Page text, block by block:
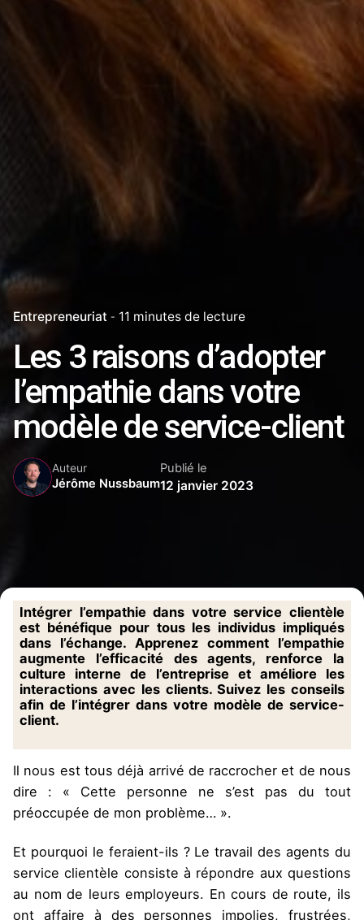
Entrepreneuriat 11 minutes de lecture
Les 3 raisons d’adopter
l’empathie dans votre
modèle de service-client
Auteur
Jérôme Nussbaum
Publié le
12 janvier 2023
Intégrer l’empathie dans votre service clientèle
est bénéfique pour tous les individus impliqués
dans l’échange. Apprenez comment l’empathie
augmente l’efficacité des agents, renforce la
culture interne de l’entreprise et améliore les
interactions avec les clients. Suivez les conseils
afin de l’intégrer dans votre modèle de service-
client.
Il nous est tous déjà arrivé de raccrocher et de nous
dire : « Cette personne ne s’est pas du tout
préoccupée de mon problème… ».
Et pourquoi le feraient-ils ? Le travail des agents du
service clientèle consiste à répondre aux questions
au nom de leurs employeurs. En cours de route, ils
ont affaire à des personnes impolies, frustrées,